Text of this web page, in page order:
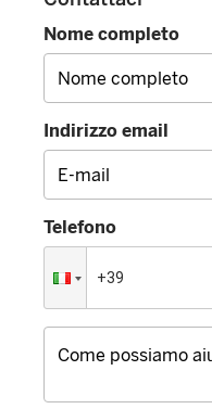
Nome completo
Indirizzo email
Telefono